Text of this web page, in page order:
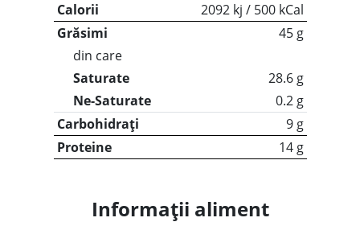
Calorii
2092 kj / 500 kCal
Grăsimi
45 g
din care
Saturate
28.6 g
Ne-Saturate
0.2 g
Carbohidrați
9 g
Proteine
14 g
Informații aliment